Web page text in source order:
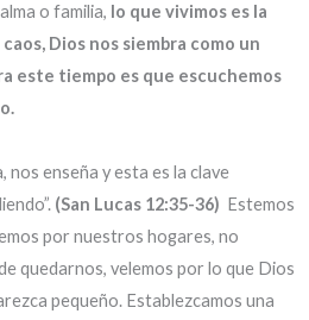
o familia, lo que vivimos es la
Dios nos siembra como un
este tiempo es que escuchemos
nos enseña y esta es la clave
(San Lucas 12:35-36) Estemos
por nuestros hogares, no
quedarnos, velemos por lo que Dios
pequeño. Establezcamos una